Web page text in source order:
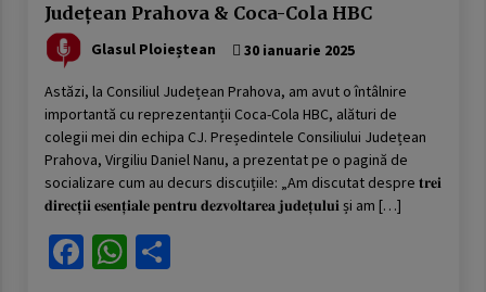
Județean Prahova & Coca-Cola HBC
Glasul Ploieștean 30 ianuarie 2025
Astăzi, la Consiliul Județean Prahova, am avut o întâlnire
importantă cu reprezentanții Coca-Cola HBC, alături de
colegii mei din echipa CJ. Președintele Consiliului Județean
Prahova, Virgiliu Daniel Nanu, a prezentat pe o pagină de
socializare cum au decurs discuțiile: „Am discutat despre 𝐭𝐫𝐞𝐢
𝐝𝐢𝐫𝐞𝐜𝐭̦𝐢𝐢 𝐞𝐬𝐞𝐧𝐭̦𝐢𝐚𝐥𝐞 𝐩𝐞𝐧𝐭𝐫𝐮 𝐝𝐞𝐳𝐯𝐨𝐥𝐭𝐚𝐫𝐞𝐚 𝐣𝐮𝐝𝐞𝐭̦𝐮𝐥𝐮𝐢 și am […]
Facebook
WhatsApp
Partajează